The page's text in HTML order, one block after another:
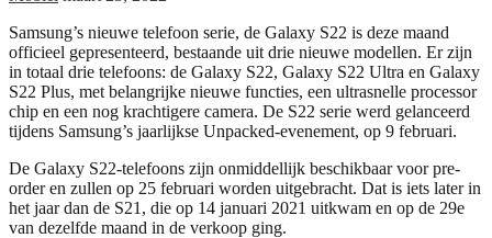
Samsung’s nieuwe telefoon serie, de Galaxy S22 is deze maand
officieel gepresenteerd, bestaande uit drie nieuwe modellen. Er zijn
in totaal drie telefoons: de Galaxy S22, Galaxy S22 Ultra en Galaxy
S22 Plus, met belangrijke nieuwe functies, een ultrasnelle processor
chip en een nog krachtigere camera. De S22 serie werd gelanceerd
tijdens Samsung’s jaarlijkse Unpacked-evenement, op 9 februari.
De Galaxy S22-telefoons zijn onmiddellijk beschikbaar voor pre-
order en zullen op 25 februari worden uitgebracht. Dat is iets later in
het jaar dan de S21, die op 14 januari 2021 uitkwam en op de 29e
van dezelfde maand in de verkoop ging.